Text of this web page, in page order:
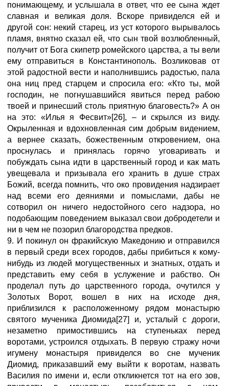
понимающему, и услышала в ответ, что ее сына ждет
славная и великая доля. Вскоре привиделся ей и
другой сон: некий старец, из уст которого вырывалось
пламя, внятно сказал ей, что сын твой возлюбленный,
получит от Бога скипетр ромейского царства, а ты вели
ему отправиться в Константинополь. Возликовав от
этой радостной вести и наполнившись радостью, пала
она ниц пред старцем и спросила его: «Кто ты, мой
господин, не погнушавшийся явиться перед рабою
твоей и принесший столь приятную благовесть?» А он
на это: «Илья я Фесвит»[26], – и скрылся из виду.
Окрыленная и вдохновленная сим добрым видением,
а вернее сказать, божественным откровением, она
проснулась и принялась горячо уговаривать и
побуждать сына идти в царственный город и как мать
увещевала и призывала его хранить в душе страх
Божий, всегда помнить, что око провидения надзирает
над всеми его деяниями и помыслами, дабы не
сотворил он ничего недостойного сего надзора, но
подобающим поведением выказал свои добродетели и
ни в чем не позорил благородства предков.
9. И покинул он фракийскую Македонию и отправился
в первый среди всех городов, дабы прибиться к кому-
нибудь из людей могущественных и знатных, отдать и
представить ему себя в услужение и рабство. Он
проделал путь до царственного города, очутился у
Золотых Ворот, вошел в них на исходе дня,
приблизился к расположенному рядом монастырю
святого мученика Диомида[27] и, усталый с дороги,
незаметно примостившись на ступеньках перед
воротами, устроился отдыхать. В первую стражу ночи
игумену монастыря привиделся во сне мученик
Диомид, приказавший ему выйти к воротам, назвать
Василия по имени и, если откликнется тот на его зов,